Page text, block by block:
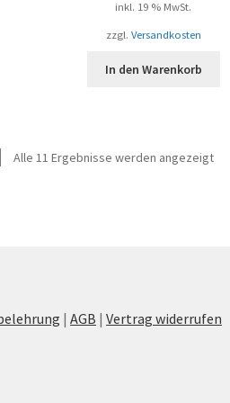
inkl. 19 % MwSt.
zzgl. Versandkosten
In den Warenkorb
Alle 11 Ergebnisse werden angezeigtNach
|AGB |Vertrag widerrufen